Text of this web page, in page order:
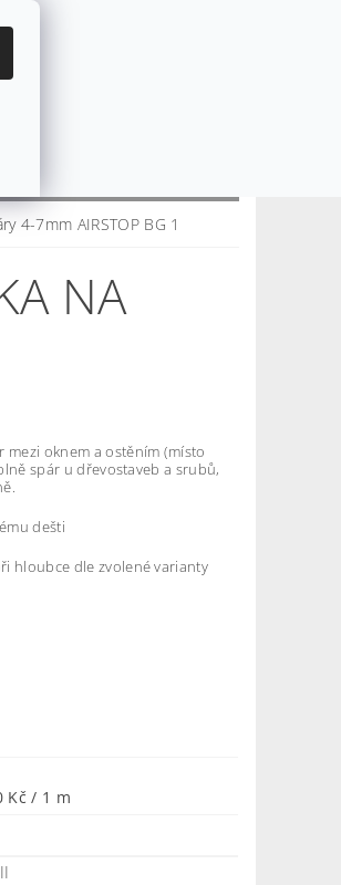
4-7mm AIRSTOP BG 1
NA
oknem a ostěním (místo
spár u dřevostaveb a srubů,
dešti
hloubce dle zvolené varianty
Kč / 1 m